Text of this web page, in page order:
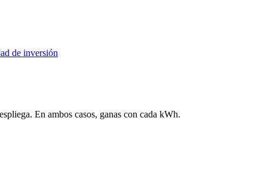
de inversión
En ambos casos, ganas con cada kWh.